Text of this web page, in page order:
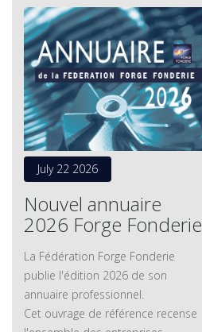
July 22 2026
Nouvel annuaire
2026 Forge Fonderie
La Fédération Forge Fonderie
publie l'édition 2026 de son
annuaire professionnel.
Cet ouvrage de référence recense